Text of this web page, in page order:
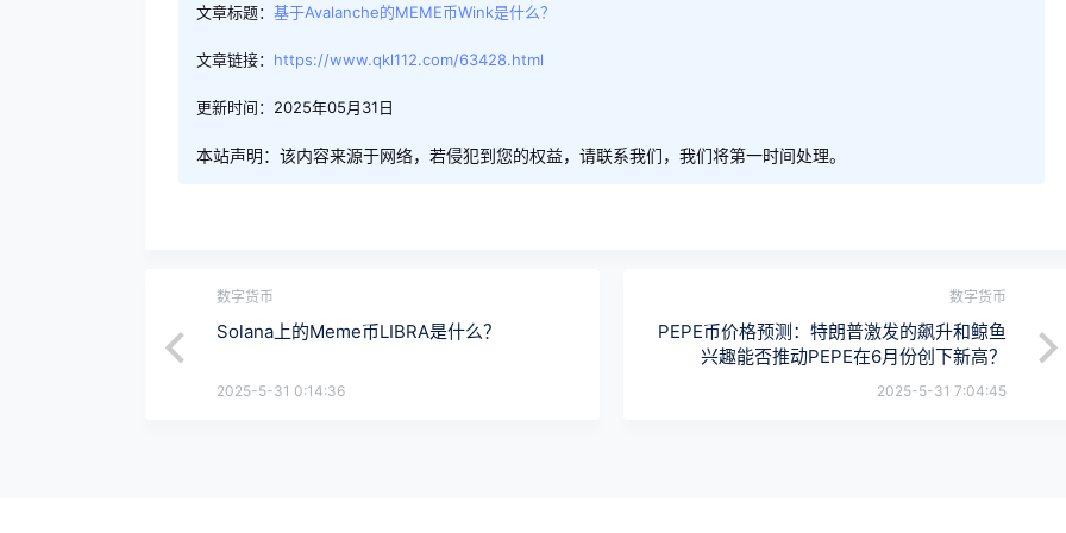
文章标题： 基于Avalanche的MEME币Wink是什么？
文章链接： https://www.qkl112.com/63428.html
更新时间：2025年05月31日
本站声明：该内容来源于网络，若侵犯到您的权益，请联系我们，我们将第一时间处理。
数字货币
Solana上的Meme币LIBRA是什么？
2025-5-31 0:14:36
数字货币
PEPE币价格预测：特朗普激发的飙升和鲸鱼
兴趣能否推动PEPE在6月份创下新高？
2025-5-31 7:04:45